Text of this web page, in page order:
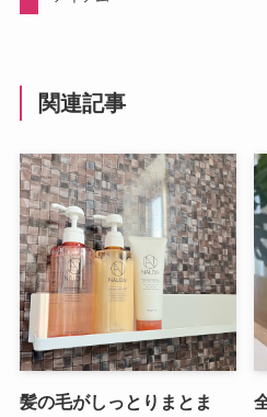
関連記事
髪の毛がしっとりまとま